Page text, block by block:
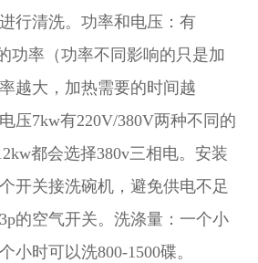
行清洗。功率和电压：有
功率（功率不同影响的只是加
越大，加热需要的时间越
压7kw有220V/380V两种不同的
都会选择380v三相电。安装
开关接洗碗机，避免供电不足
的空气开关。洗涤量：一个小
小时可以洗800-1500碟。